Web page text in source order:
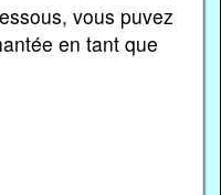
vous puvez
en tant que